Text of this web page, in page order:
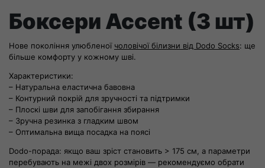
основі
опитування
покупця
Боксери Accent (3 шт)
Нове покоління улюбленої чоловічої білизни від Dodo Socks: ще
більше комфорту у кожному шві.
Характеристики:
– Натуральна еластична бавовна
– Контурний покрій для зручності та підтримки
– Плоскі шви для запобігання збирання
– Зручна резинка з гладким швом
– Оптимальна вища посадка на поясі
Dodo-порада: якщо ваш зріст становить > 175 см, а параметри
перебувають на межі двох розмірів — рекомендуємо обрати